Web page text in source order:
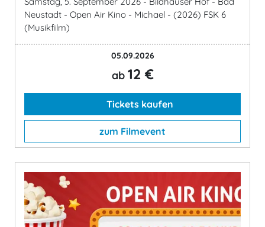
Neustadt - Open Air Kino - Michael - (2026) FSK 6
(Musikfilm)
05.09.2026
ab 12 €
Tickets kaufen
zum Filmevent